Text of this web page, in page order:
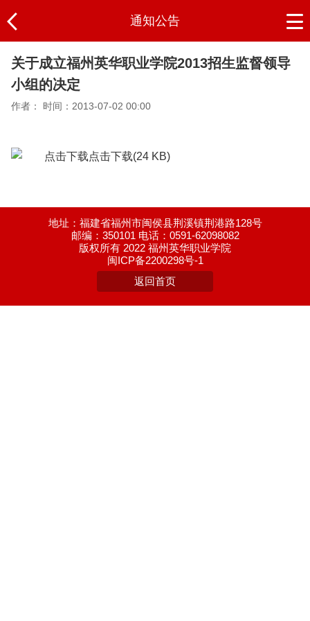
通知公告
关于成立福州英华职业学院2013招生监督领导
小组的决定
作者： 时间：2013-07-02 00:00
点击下载(24 KB)
地址：福建省福州市闽侯县荆溪镇荆港路128号
邮编：350101 电话：0591-62098082
版权所有 2022 福州英华职业学院
闽ICP备2200298号-1
返回首页